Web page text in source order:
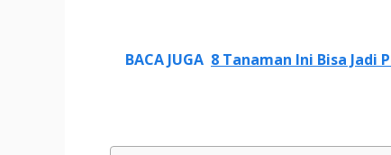
BACA JUGA 8 Tanaman Ini Bisa Jadi